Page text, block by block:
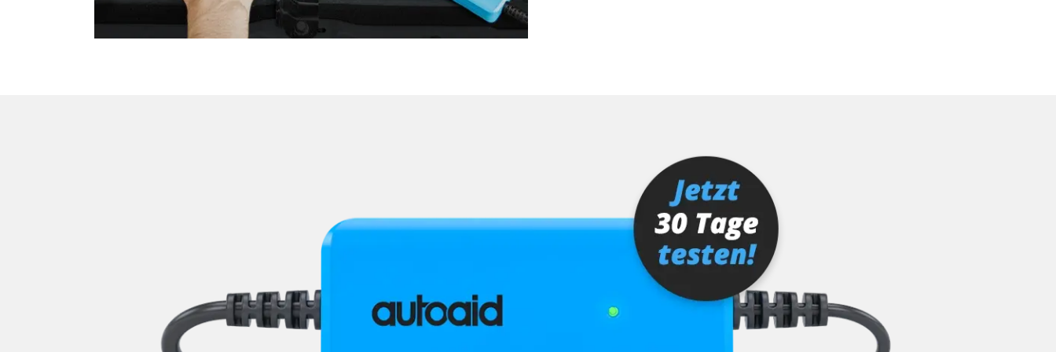
Verdecksteuerung
Wegfahrsperre
Verfügbarkeit abhängig von Modell, Motorisierung, Ausstattung und Konfiguration